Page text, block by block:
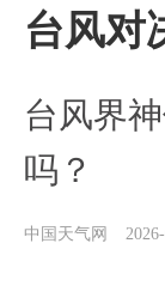
台风对
台风界
吗？
中国天气网